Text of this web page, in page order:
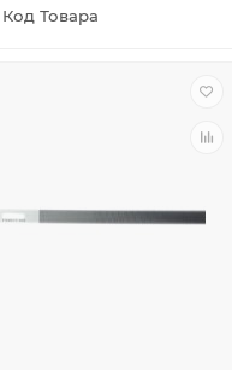
Код Товара